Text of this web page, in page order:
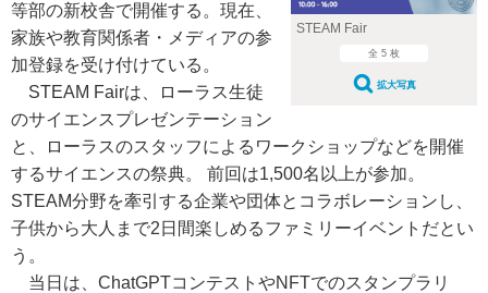
STEAM Fair
全 5 枚
拡大写真
等部の新校舎で開催する。現在、
家族や教育関係者・メディアの参
加登録を受け付けている。
STEAM Fairは、ローラス生徒
のサイエンスプレゼンテーション
と、ローラスのスタッフによるワークショップなどを開催
するサイエンスの祭典。 前回は1,500名以上が参加。
STEAM分野を牽引する企業や団体とコラボレーションし、
子供から大人まで2日間楽しめるファミリーイベントだとい
う。
当日は、ChatGPTコンテストやNFTでのスタンプラリ